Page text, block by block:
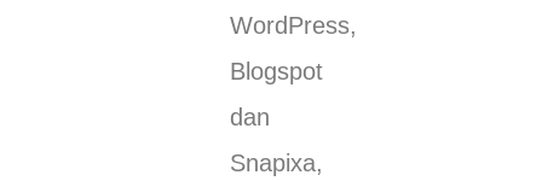
WordPress,
Blogspot
dan
Snapixa,